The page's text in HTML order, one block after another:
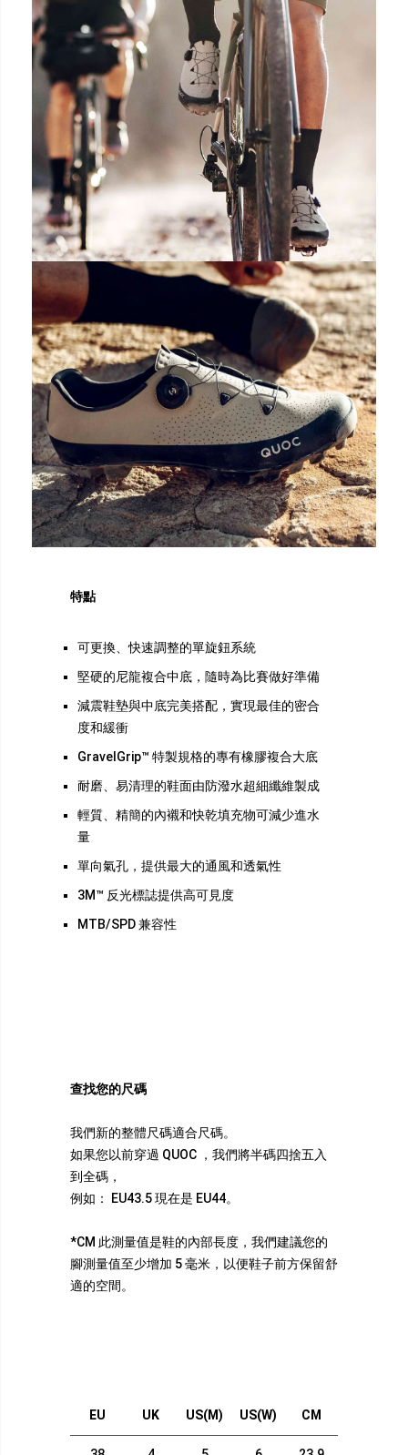
特點
可更換、快速調整的單旋鈕系統
堅硬的尼龍複合中底，隨時為比賽做好準備
減震鞋墊與中底完美搭配，實現最佳的密合
度和緩衝
GravelGrip™ 特製規格的專有橡膠複合大底
耐磨、易清理的鞋面由防潑水超細纖維製成
輕質、精簡的內襯和快乾填充物可減少進水
量
單向氣孔，提供最大的通風和透氣性
3M™ 反光標誌提供高可見度
MTB/SPD 兼容性
EU UK US(M) US(W) CM
查找您的尺碼
我們新的整體尺碼適合尺碼。
如果您以前穿過 QUOC ，我們將半碼四捨五入
到全碼，
例如： EU43.5 現在是 EU44。
*CM 此測量值是鞋的內部長度，我們建議您的
腳測量值至少增加 5 毫米，以便鞋子前方保留舒
適的空間。